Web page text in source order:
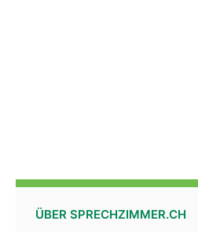
ÜBER SPRECHZIMMER.CH